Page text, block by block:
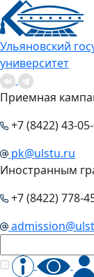
Ульяновский
университет
Приемная
+7 (8422) 43-
pk@ulstu.ru
Иностранным
+7 (8422) 778-